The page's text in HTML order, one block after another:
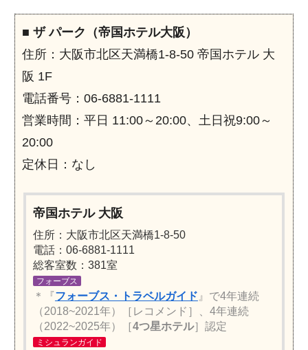
■ ザ パーク（帝国ホテル大阪）
住所：大阪市北区天満橋1-8-50 帝国ホテル 大
阪 1F
電話番号：06-6881-1111
営業時間：平日 11:00～20:00、土日祝9:00～
20:00
定休日：なし
帝国ホテル 大阪
住所：大阪市北区天満橋1-8-50
電話：06-6881-1111
総客室数：381室
フォーブス
＊『フォーブス・トラベルガイド』で4年連続
（2018~2021年）［レコメンド］、4年連続
（2022~2025年）［4つ星ホテル］認定
ミシュランガイド